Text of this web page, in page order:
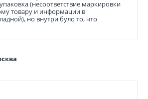
(несоответствие маркировки
товару и информации в
но внутри було то, что